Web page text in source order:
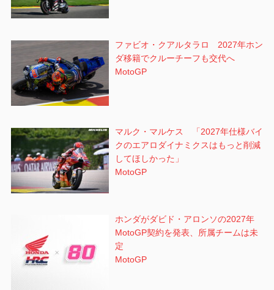
ファビオ・クアルタラロ 2027年ホン
ダ移籍でクルーチーフも交代へ
MotoGP
マルク・マルケス 「2027年仕様バイ
クのエアロダイナミクスはもっと削減
してほしかった」
MotoGP
ホンダがダビド・アロンソの2027年
MotoGP契約を発表、所属チームは未
定
MotoGP